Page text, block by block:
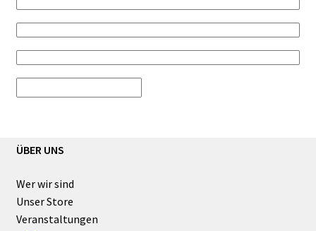
ÜBER UNS
Wer wir sind
Unser Store
Veranstaltungen